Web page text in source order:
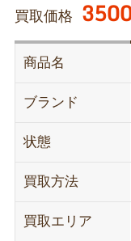
買取価格
商品名
ブランド
状態
買取方法
買取エリア